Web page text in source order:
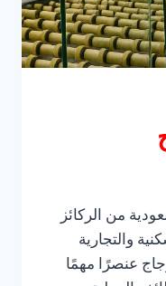
من الركائز
والتجارية
عنصرًا مهمًا